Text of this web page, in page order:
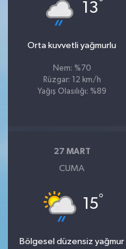
13°
Orta kuvvetli yağmurlu
Nem: %70
Rüzgar: 12 km/h
Yağış Olasılığı: %89
27 MART
CUMA
15°
Bölgesel düzensiz yağmur